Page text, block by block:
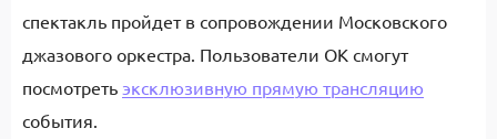
спектакль пройдет в сопровождении Московского
джазового оркестра. Пользователи ОК смогут
посмотреть эксклюзивную прямую трансляцию
события.